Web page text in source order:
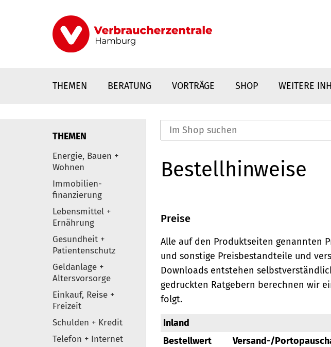
THEMEN BERATUNG VORTRÄGE SHOP WEITERE
Elemente
THEMEN
Energie, Bauen +
Wohnen
Immobilien-
finanzierung
Lebensmittel +
Ernährung
Gesundheit +
Patientenschutz
Geldanlage +
Altersvorsorge
Einkauf, Reise +
Freizeit
Schulden + Kredit
Telefon + Internet
Bestellhinweise
Preise
Alle auf den Produktseiten genannten
und sonstige Preisbestandteile und
Downloads entstehen
gedruckten Ratgebern berechnen wir
folgt.
Inland
Bestellwert
Versand-/